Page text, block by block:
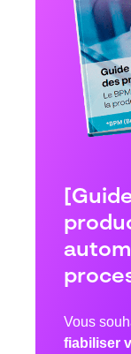
Vous
fiabiliser